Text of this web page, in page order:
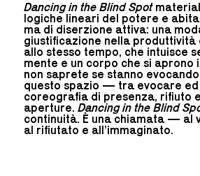
Dancing in the Blind Spot
logiche lineari del potere e
ma di diserzione attiva: una
giustificazione nella produttività
allo stesso tempo, che intuisce
mente e un corpo che si aprono
non saprete se stanno
questo spazio — tra evocare
coreografia di presenza, rifiuto
aperture. Dancing in the Blind
continuità. È una chiamata — al
al rifiutato e all’immaginato.